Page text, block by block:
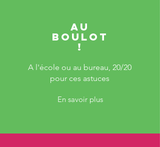
Au
boulot
!
A l'école ou au bureau, 20/20
pour ces astuces
En savoir plus